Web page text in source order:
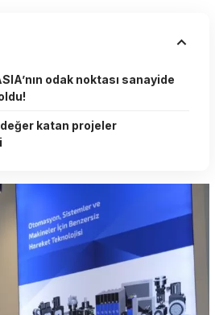
odak noktası sanayide
katan projeler